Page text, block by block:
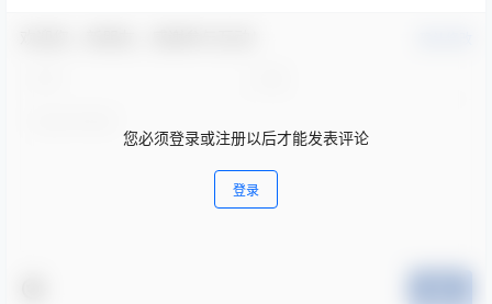
您必须登录或注册以后才能发表评论
登录